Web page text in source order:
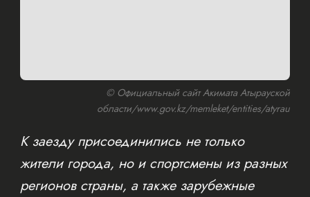
© Официальный сайт Акимата Атырауской
области/www.gov.kz/memleket/entities/atyrau
К заезду присоединились не только
жители города, но и спортсмены из разных
регионов страны, а также зарубежные